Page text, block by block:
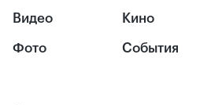
Видео
Фото
Кино
События